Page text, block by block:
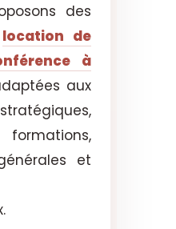
des
location de
à
aux
formations,
et